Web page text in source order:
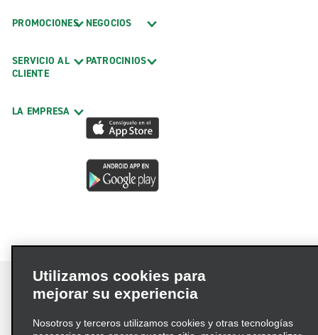
PROMOCIONES
SERVICIO AL
CLIENTE
LA EMPRESA
NEGOCIOS
PATROCINIOS
Términos de uso Política de privacidad
Utilizamos cookies para
mejorar su experiencia
Nosotros y terceros utilizamos cookies y otras tecnologías